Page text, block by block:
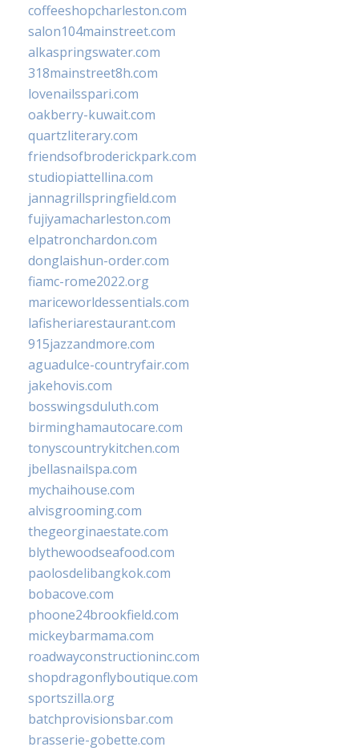
coffeeshopcharleston.com
salon104mainstreet.com
alkaspringswater.com
318mainstreet8h.com
lovenailsspari.com
oakberry-kuwait.com
quartzliterary.com
friendsofbroderickpark.com
studiopiattellina.com
jannagrillspringfield.com
fujiyamacharleston.com
elpatronchardon.com
donglaishun-order.com
fiamc-rome2022.org
mariceworldessentials.com
lafisheriarestaurant.com
915jazzandmore.com
aguadulce-countryfair.com
jakehovis.com
bosswingsduluth.com
birminghamautocare.com
tonyscountrykitchen.com
jbellasnailspa.com
mychaihouse.com
alvisgrooming.com
thegeorginaestate.com
blythewoodseafood.com
paolosdelibangkok.com
bobacove.com
phoone24brookfield.com
mickeybarmama.com
roadwayconstructioninc.com
shopdragonflyboutique.com
sportszilla.org
batchprovisionsbar.com
brasserie-gobette.com